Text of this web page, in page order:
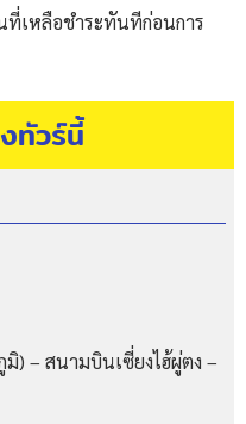
ที่เหลือชำระทันทีก่อนการ
ทัวร์นี้
) – สนามบินเซี่ยงไฮ้ผู่ตง –